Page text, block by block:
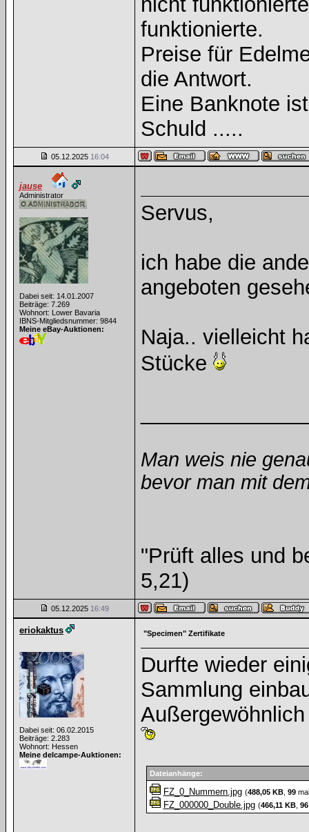
funktionierte.
Preise für
die Antwort.
Eine Banknote
Schuld .....
05.12.2025 16:04
jause
Administrator
Dabei seit: 14.01.2007
Beiträge: 7.269
Wohnort: Lower Bavaria
IBNS-Mitgliedsnummer: 9844
Meine eBay-Auktionen:
Servus,
ich habe die
angeboten
Naja.. vielleicht
Stücke
Man weis nie
bevor man mit
"Prüft alles und
5,21)
05.12.2025 16:49
eriokaktus
Dabei seit: 06.02.2015
Beiträge: 2.283
Wohnort: Hessen
Meine delcampe-Auktionen:
"Specimen" Zertifikate
Durfte wieder
Sammlung
Dateianhänge:
FZ_0_Nummern.jpg (488,05 KB, 99
FZ_000000_Double.jpg (466,11 KB, 96